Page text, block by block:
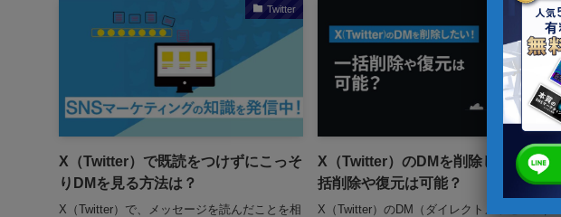
Twitter
X（Twitter）で既読をつけずにこっそ
りDMを見る方法は？
X（Twitter）で、メッセージを読んだことを相
Twitter
X（Twitter）のDMを削除したい！一
括削除や復元は可能？
X（Twitter）のDM（ダイレクトメッセージ）